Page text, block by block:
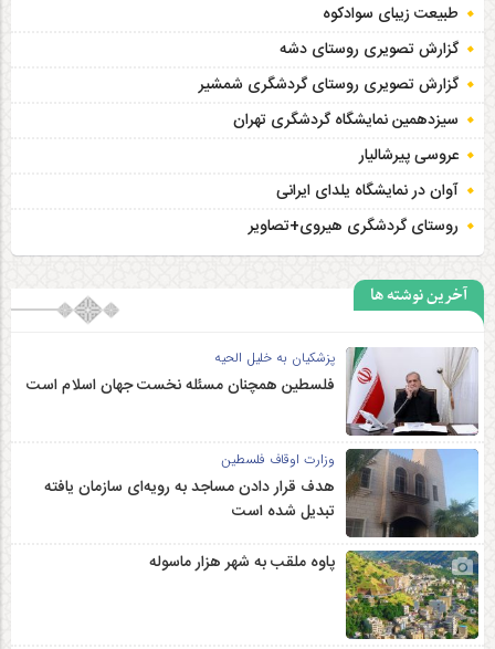
طبیعت زیبای سوادکوه
گزارش تصویری روستای دشه
گزارش تصویری روستای گردشگری شمشیر
سیزدهمین نمایشگاه گردشگری تهران
عروسی پیرشالیار
آوان در نمایشگاه یلدای ایرانی
روستای گردشگری هیروی+تصاویر
آخرین نوشته ها
پزشکیان به خلیل الحیه
فلسطین همچنان مسئله نخست جهان اسلام است
وزارت اوقاف فلسطین
هدف قرار دادن مساجد به رویه‌ای سازمان‌ یافته
تبدیل شده است
پاوه ملقب به شهر هزار ماسوله